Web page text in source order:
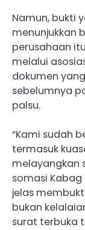
Namun, bukti
menunjukkan
perusahaan
melalui
dokumen
sebelumnya
palsu.
“Kami sudah
termasuk
melayangkan
somasi Kabag
jelas
bukan
surat terbuka